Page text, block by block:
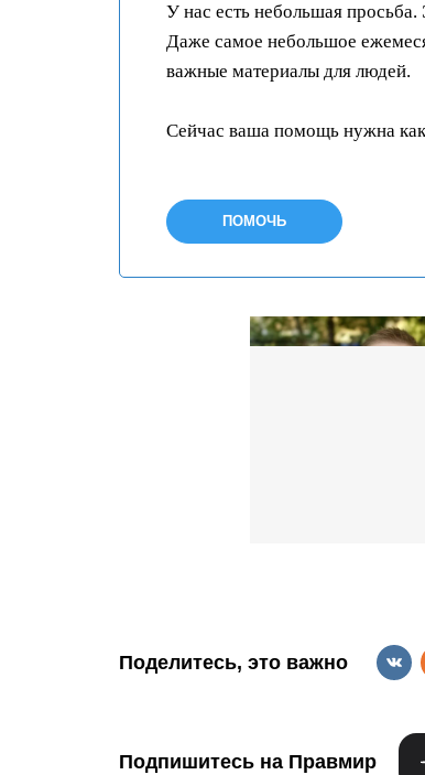
У нас есть небольшая просьба.
Даже самое небольшое
важные материалы для людей.
Сейчас ваша помощь нужна как
ПОМОЧЬ
Поделитесь, это важно
Подпишитесь на Правмир